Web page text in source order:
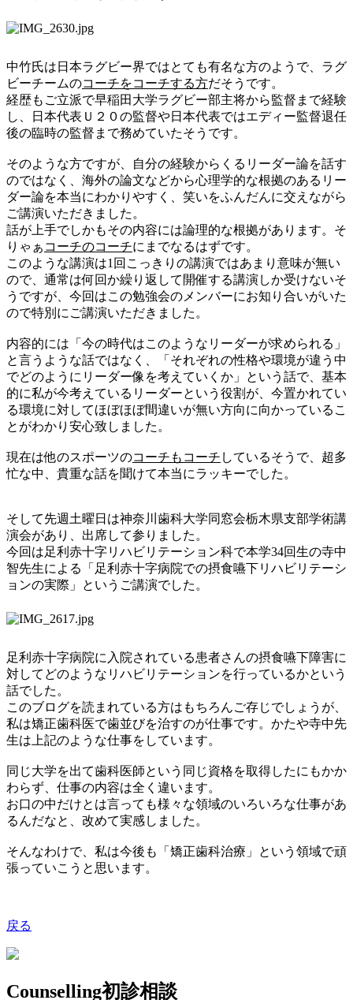
中竹氏は日本ラグビー界ではとても有名な方のようで、ラグ
ビーチームのコーチをコーチする方だそうです。
経歴もご立派で早稲田大学ラグビー部主将から監督まで経験
し、日本代表Ｕ２０の監督や日本代表ではエディー監督退任
後の臨時の監督まで務めていたそうです。
そのような方ですが、自分の経験からくるリーダー論を話す
のではなく、海外の論文などから心理学的な根拠のあるリー
ダー論を本当にわかりやすく、笑いをふんだんに交えながら
ご講演いただきました。
話が上手でしかもその内容には論理的な根拠があります。そ
りゃぁ コーチのコーチにまでなるはずです。
このような講演は1回こっきりの講演ではあまり意味が無い
ので、通常は何回か繰り返して開催する講演しか受けないそ
うですが、今回はこの勉強会のメンバーにお知り合いがいた
ので特別にご講演いただきました。
内容的には「今の時代はこのようなリーダーが求められる」
と言うような話ではなく、「それぞれの性格や環境が違う中
でどのようにリーダー像を考えていくか」という話で、基本
的に私が今考えているリーダーという役割が、今置かれてい
る環境に対してほぼほぼ間違いが無い方向に向かっているこ
とがわかり安心致しました。
現在は他のスポーツのコーチもコーチ しているそうで、超多
忙な中、貴重な話を聞けて本当にラッキーでした。
そして先週土曜日は神奈川歯科大学同窓会栃木県支部学術講
演会があり、出席して参りました。
今回は足利赤十字リハビリテーション科で本学34回生の寺中
智先生による「足利赤十字病院での摂食嚥下リハビリテーシ
ョンの実際」というご講演でした。
足利赤十字病院に入院されている患者さんの摂食嚥下障害に
対してどのようなリハビリテーションを行っているかという
話でした。
このブログを読まれている方はもちろんご存じでしょうが、
私は矯正歯科医で歯並びを治すのが仕事です。かたや寺中先
生は上記のような仕事をしています。
同じ大学を出て歯科医師という同じ資格を取得したにもかか
わらず、仕事の内容は全く違います。
お口の中だけとは言っても様々な領域のいろいろな仕事があ
るんだなと、改めて実感しました。
そんなわけで、私は今後も「矯正歯科治療」という領域で頑
張っていこうと思います。
戻る
Counselling初診相談